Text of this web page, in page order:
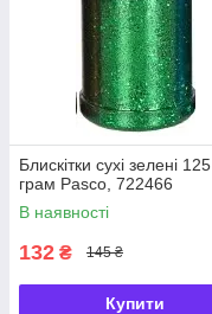
Блискітки сухі зелені 125
грам Pasco, 722466
В наявності
132 ₴ 145 ₴
Купити